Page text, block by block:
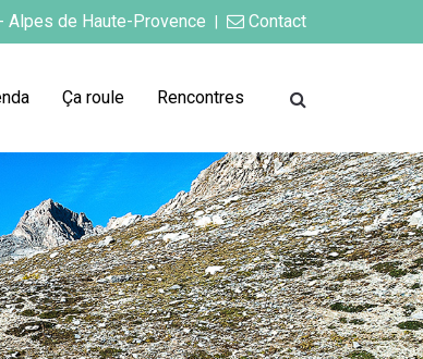
Alpes de Haute-Provence Contact
Ça roule Rencontres